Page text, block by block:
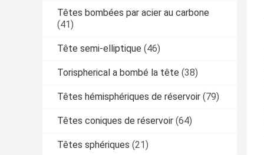
Têtes bombées par acier au carbone
(41)
Tête semi-elliptique (46)
Torispherical a bombé la tête (38)
Têtes hémisphériques de réservoir (79)
Têtes coniques de réservoir (64)
Têtes sphériques (21)